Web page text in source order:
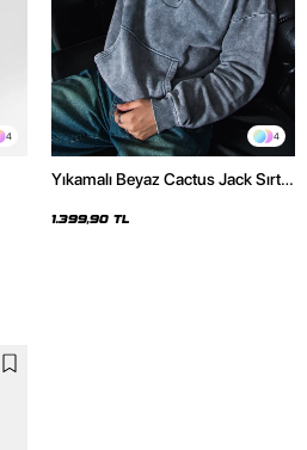
4 4
Yıkamalı Beyaz Cactus Jack Sırt
1.399,90 TL